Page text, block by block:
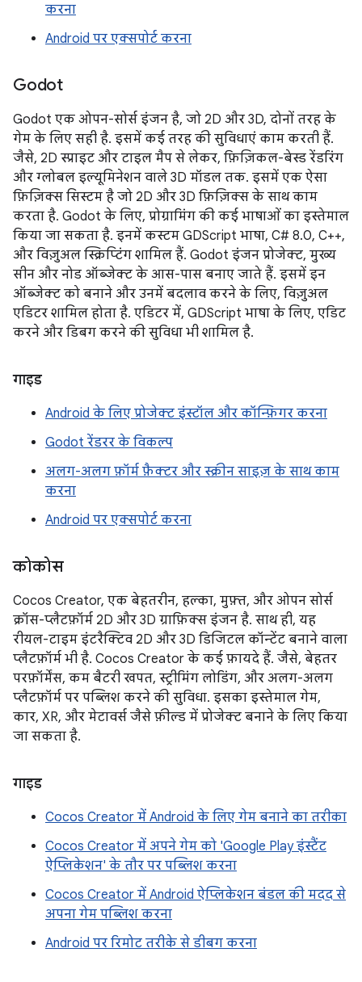
करना
Android पर एक्सपोर्ट करना
Godot
Godot एक ओपन-सोर्स इंजन है, जो 2D और 3D, दोनों तरह के
गेम के लिए सही है. इसमें कई तरह की सुविधाएं काम करती हैं.
जैसे, 2D स्प्राइट और टाइल मैप से लेकर, फ़िज़िकल-बेस्ड रेंडरिंग
और ग्लोबल इल्यूमिनेशन वाले 3D मॉडल तक. इसमें एक ऐसा
फ़िज़िक्स सिस्टम है जो 2D और 3D फ़िज़िक्स के साथ काम
करता है. Godot के लिए, प्रोग्रामिंग की कई भाषाओं का इस्तेमाल
किया जा सकता है. इनमें कस्टम GDScript भाषा, C# 8.0, C++,
और विज़ुअल स्क्रिप्टिंग शामिल हैं. Godot इंजन प्रोजेक्ट, मुख्य
सीन और नोड ऑब्जेक्ट के आस-पास बनाए जाते हैं. इसमें इन
ऑब्जेक्ट को बनाने और उनमें बदलाव करने के लिए, विज़ुअल
एडिटर शामिल होता है. एडिटर में, GDScript भाषा के लिए, एडिट
करने और डिबग करने की सुविधा भी शामिल है.
गाइड
Android के लिए प्रोजेक्ट इंस्टॉल और कॉन्फ़िगर करना
Godot रेंडरर के विकल्प
अलग-अलग फ़ॉर्म फ़ैक्टर और स्क्रीन साइज़ के साथ काम
करना
Android पर एक्सपोर्ट करना
कोकोस
Cocos Creator, एक बेहतरीन, हल्का, मुफ़्त, और ओपन सोर्स
क्रॉस-प्लैटफ़ॉर्म 2D और 3D ग्राफ़िक्स इंजन है. साथ ही, यह
रीयल-टाइम इंटरैक्टिव 2D और 3D डिजिटल कॉन्टेंट बनाने वाला
प्लैटफ़ॉर्म भी है. Cocos Creator के कई फ़ायदे हैं. जैसे, बेहतर
परफ़ॉर्मेंस, कम बैटरी खपत, स्ट्रीमिंग लोडिंग, और अलग-अलग
प्लैटफ़ॉर्म पर पब्लिश करने की सुविधा. इसका इस्तेमाल गेम,
कार, XR, और मेटावर्स जैसे फ़ील्ड में प्रोजेक्ट बनाने के लिए किया
जा सकता है.
गाइड
Cocos Creator में Android के लिए गेम बनाने का तरीका
Cocos Creator में अपने गेम को 'Google Play इंस्टैंट
ऐप्लिकेशन' के तौर पर पब्लिश करना
Cocos Creator में Android ऐप्लिकेशन बंडल की मदद से
अपना गेम पब्लिश करना
Android पर रिमोट तरीके से डीबग करना